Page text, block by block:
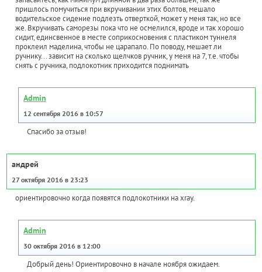
пришлось помучиться при вкручивании этих болтов, мешало
водительское сидение подлезть отверткой, может у меня так, но все
же. Вкручивать саморезы пока что не осмелился, вроде и так хорошо
сидит, единсвенное в месте соприкосновения с пластиком туннеля
проклеил маделина, чтобы не царапало. По поводу, мешает ли
ручнику... зависит на сколько щелчков ручник, у меня на 7, т.е. чтобы
снять с ручника, подлокотник приходится поднимать
Admin
12 сентября 2016 в 10:57
Спасибо за отзыв!
андрей
27 октября 2016 в 23:23
ориентировочно когда появятся подлокотники на xray.
Admin
30 октября 2016 в 12:00
Добрый день! Ориентировочно в начале ноября ожидаем.